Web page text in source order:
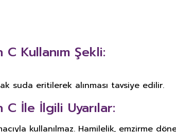
Kullanım Şekli:
suda eritilerek alınması tavsiye edilir.
İle İlgili Uyarılar:
kullanılmaz. Hamilelik, emzirme